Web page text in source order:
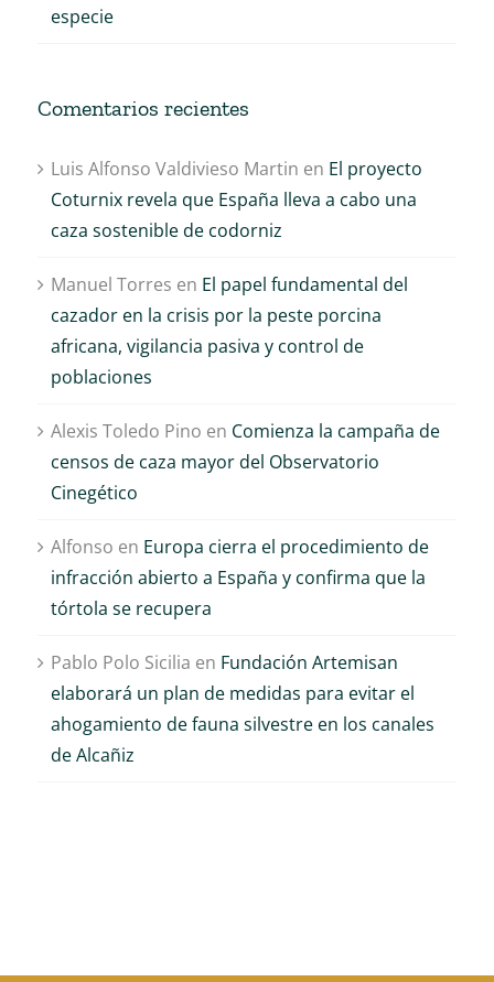
especie
Comentarios recientes
Luis Alfonso Valdivieso Martin en El proyecto
Coturnix revela que España lleva a cabo una
caza sostenible de codorniz
Manuel Torres en El papel fundamental del
cazador en la crisis por la peste porcina
africana, vigilancia pasiva y control de
poblaciones
Alexis Toledo Pino en Comienza la campaña de
censos de caza mayor del Observatorio
Cinegético
Alfonso en Europa cierra el procedimiento de
infracción abierto a España y confirma que la
tórtola se recupera
Pablo Polo Sicilia en Fundación Artemisan
elaborará un plan de medidas para evitar el
ahogamiento de fauna silvestre en los canales
de Alcañiz